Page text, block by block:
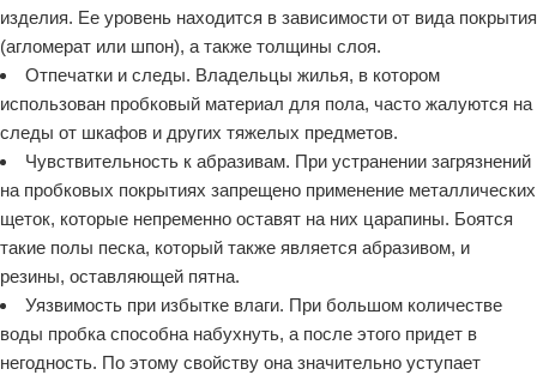
изделия. Ее уровень находится в зависимости от вида покрытия
(агломерат или шпон), а также толщины слоя.
Отпечатки и следы. Владельцы жилья, в котором
использован пробковый материал для пола, часто жалуются на
следы от шкафов и других тяжелых предметов.
Чувствительность к абразивам. При устранении загрязнений
на пробковых покрытиях запрещено применение металлических
щеток, которые непременно оставят на них царапины. Боятся
такие полы песка, который также является абразивом, и
резины, оставляющей пятна.
Уязвимость при избытке влаги. При большом количестве
воды пробка способна набухнуть, а после этого придет в
негодность. По этому свойству она значительно уступает